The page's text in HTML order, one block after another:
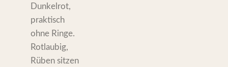
Dunkelrot,
praktisch
ohne Ringe.
Rotlaubig,
Rüben sitzen